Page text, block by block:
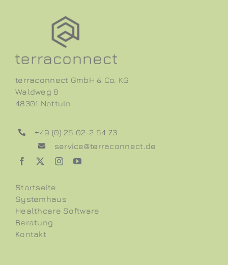
terraconnect GmbH & Co. KG
Waldweg 8
48301 Nottuln
+49 (0) 25 02-2 54 73
service@terraconnect.de
Startseite
Systemhaus
Healthcare Software
Beratung
Kontakt